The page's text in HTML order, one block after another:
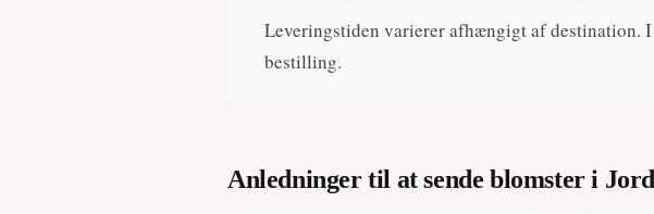
Leveringstiden varierer afhængigt af destination.
bestilling.
Anledninger til at sende blomster i